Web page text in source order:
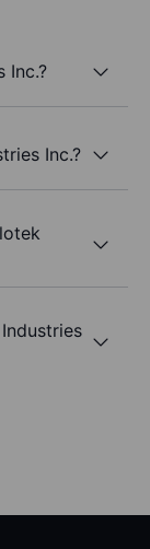
Inc.?
Inc.?